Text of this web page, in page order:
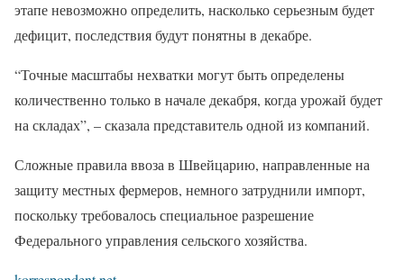
этапе невозможно определить, насколько серьезным будет
дефицит, последствия будут понятны в декабре.
“Точные масштабы нехватки могут быть определены
количественно только в начале декабря, когда урожай будет
на складах”, – сказала представитель одной из компаний.
Сложные правила ввоза в Швейцарию, направленные на
защиту местных фермеров, немного затруднили импорт,
поскольку требовалось специальное разрешение
Федерального управления сельского хозяйства.